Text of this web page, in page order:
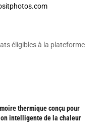
éligibles à la plateforme
thermique conçu pour
intelligente de la chaleur